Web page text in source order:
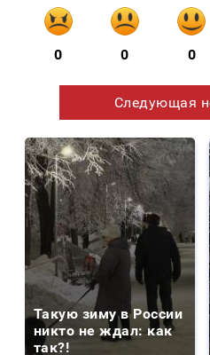
0 0 0
Следующая
Такую зиму в России
никто не ждал: как
так?!